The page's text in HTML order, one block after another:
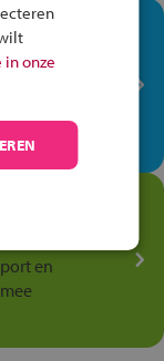
je op je
talent
elke dag
en
onze